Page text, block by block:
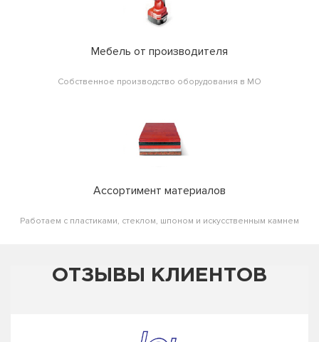
Мебель от производителя
Собственное производство оборудования в МО
Ассортимент материалов
Работаем с пластиками, стеклом, шпоном и искусственным камнем
ОТЗЫВЫ КЛИЕНТОВ